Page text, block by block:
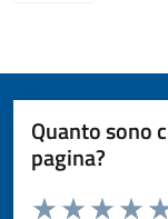
Quanto sono
pagina?
Valuta da 1 a 5 stelle